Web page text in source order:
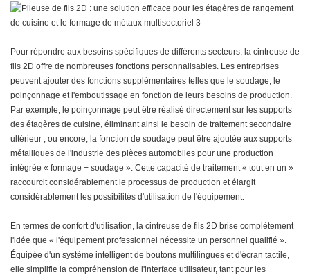
Pour répondre aux besoins spécifiques de différents secteurs, la cintreuse de
fils 2D offre de nombreuses fonctions personnalisables. Les entreprises
peuvent ajouter des fonctions supplémentaires telles que le soudage, le
poinçonnage et l'emboutissage en fonction de leurs besoins de production.
Par exemple, le poinçonnage peut être réalisé directement sur les supports
des étagères de cuisine, éliminant ainsi le besoin de traitement secondaire
ultérieur ; ou encore, la fonction de soudage peut être ajoutée aux supports
métalliques de l'industrie des pièces automobiles pour une production
intégrée « formage + soudage ». Cette capacité de traitement « tout en un »
raccourcit considérablement le processus de production et élargit
considérablement les possibilités d'utilisation de l'équipement.
En termes de confort d'utilisation, la cintreuse de fils 2D brise complètement
l'idée que « l'équipement professionnel nécessite un personnel qualifié ».
Équipée d'un système intelligent de boutons multilingues et d'écran tactile,
elle simplifie la compréhension de l'interface utilisateur, tant pour les